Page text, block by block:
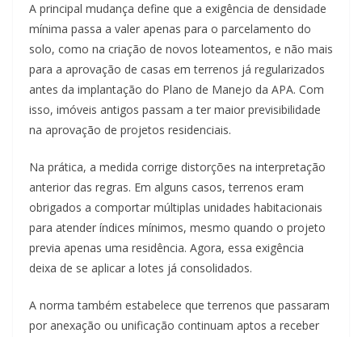
A principal mudança define que a exigência de densidade
mínima passa a valer apenas para o parcelamento do
solo, como na criação de novos loteamentos, e não mais
para a aprovação de casas em terrenos já regularizados
antes da implantação do Plano de Manejo da APA. Com
isso, imóveis antigos passam a ter maior previsibilidade
na aprovação de projetos residenciais.
Na prática, a medida corrige distorções na interpretação
anterior das regras. Em alguns casos, terrenos eram
obrigados a comportar múltiplas unidades habitacionais
para atender índices mínimos, mesmo quando o projeto
previa apenas uma residência. Agora, essa exigência
deixa de se aplicar a lotes já consolidados.
A norma também estabelece que terrenos que passaram
por anexação ou unificação continuam aptos a receber